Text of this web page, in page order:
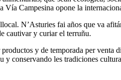
Campesina opone la
N’Asturies fai años que va
cautivar y curiar el terruñu.
y de temporada per venta
conservando les tradiciones